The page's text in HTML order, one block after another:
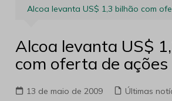
Alcoa levanta US$ 1,3 bilhão com
Alcoa levanta US$
com oferta de ações
13 de maio de 2009 Últimas